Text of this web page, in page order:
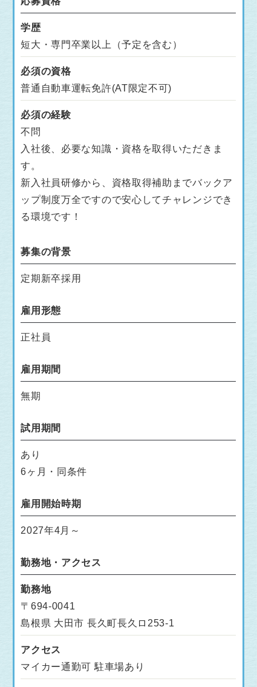
学歴
短大・専門卒業以上（予定を含む）
必須の資格
普通自動車運転免許(AT限定不可)
必須の経験
不問
入社後、必要な知識・資格を取得いただきま
す。
新入社員研修から、資格取得補助までバックア
ップ制度万全ですので安心してチャレンジでき
る環境です！
募集の背景
定期新卒採用
雇用形態
正社員
雇用期間
無期
試用期間
あり
6ヶ月・同条件
雇用開始時期
2027年4月～
勤務地・アクセス
勤務地
〒694-0041
島根県 大田市 長久町長久ロ253-1
アクセス
マイカー通勤可 駐車場あり